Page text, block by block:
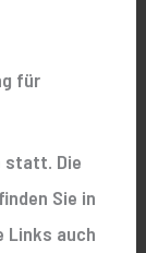
für
statt. Die
Sie in
Links auch